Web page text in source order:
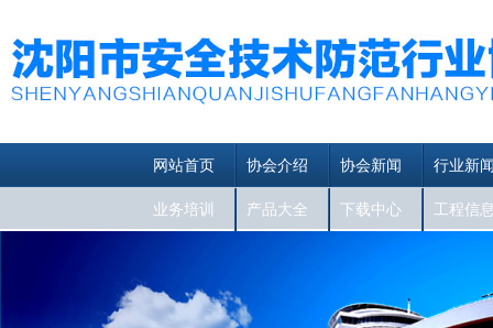
网站首页 协会介绍 协会新闻 行业新
业务培训 产品大全 下载中心 工程信